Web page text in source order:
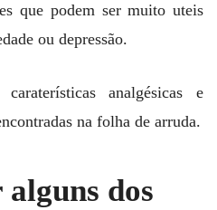
que podem ser muito uteis
ou depressão.
analgésicas e
na folha de arruda.
dos